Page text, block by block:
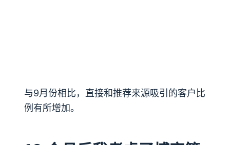
与9月份相比，直接和推荐来源吸引的客户比
例有所增加。